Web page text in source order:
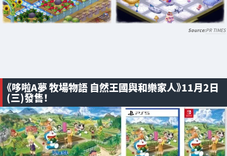
PR TIMES
《哆啦A夢 牧場物語 自然王國與和樂家人》11月2日
(三)發售！